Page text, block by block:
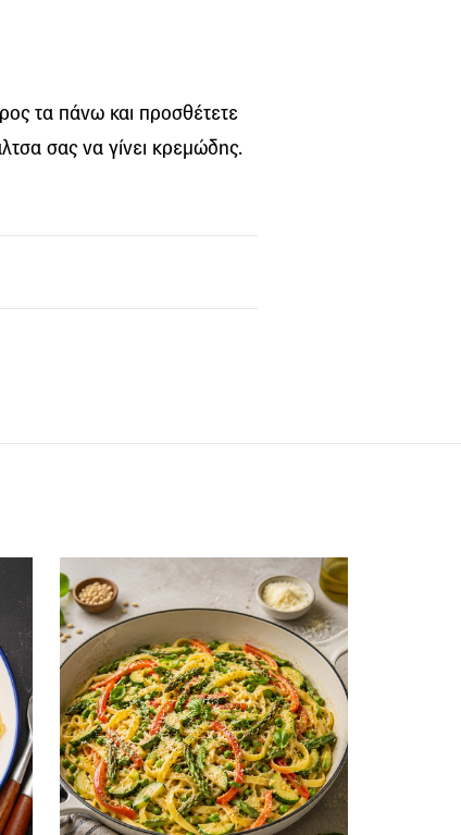
τα πάνω και προσθέτετε
σας να γίνει κρεμώδης.